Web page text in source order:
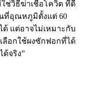
ใช่วิธีฆ่าเชื้อโควิด ที่ดี
ที่อุณหภูมิตั้งแต่ 60
ด้ แต่อาจไม่เหมาะกับ
ลือกใช้ผงซักฟอกที่ได้
ด้จริง”